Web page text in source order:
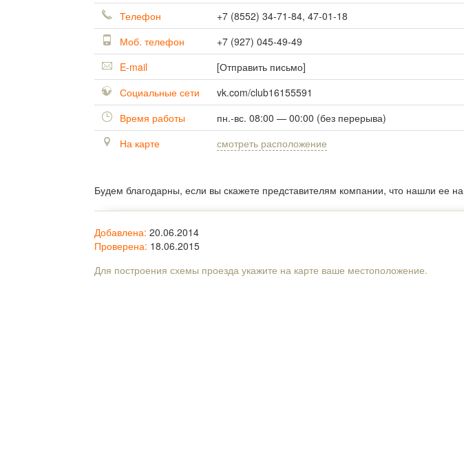
Телефон
+7 (8552) 34-71-84, 47-01-18
Моб. телефон
+7 (927) 045-49-49
E-mail
[Отправить письмо]
Социальные сети
vk.com/club16155591
Время работы
пн.-вс. 08:00 — 00:00 (без перерыва)
На карте
смотреть расположение
Будем благодарны, если вы скажете представителям компании, что нашли ее на
Добавлена: 20.06.2014
Проверена: 18.06.2015
Для построения схемы проезда укажите на карте ваше местоположение.